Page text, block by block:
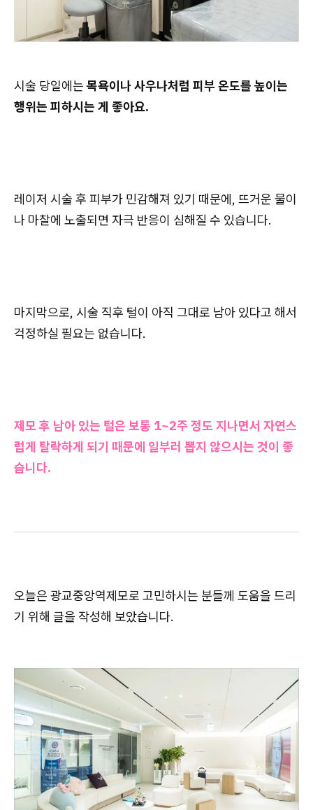
시술 당일에는목욕이나 사우나처럼 피부 온도를 높이는
행위는 피하시는 게 좋아요.
레이저 시술 후 피부가 민감해져 있기 때문에, 뜨거운 물이
나 마찰에 노출되면 자극 반응이 심해질 수 있습니다.
마지막으로, 시술 직후 털이 아직 그대로 남아 있다고 해서
걱정하실 필요는 없습니다.
제모 후 남아 있는 털은 보통 1~2주 정도 지나면서 자연스
럽게 탈락하게 되기 때문에 일부러 뽑지 않으시는 것이 좋
습니다.
오늘은 광교중앙역제모로 고민하시는 분들께 도움을 드리
기 위해 글을 작성해 보았습니다.